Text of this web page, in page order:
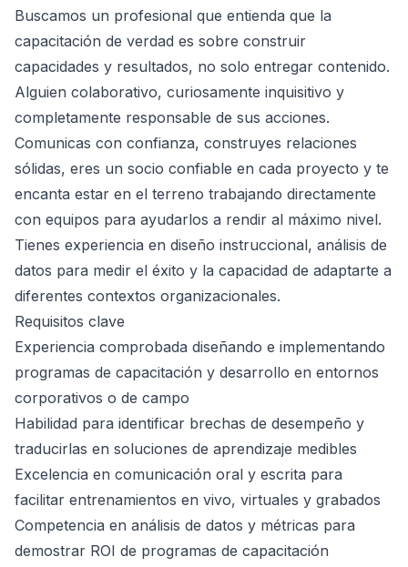
Buscamos un profesional que entienda que la
capacitación de verdad es sobre construir
capacidades y resultados, no solo entregar contenido.
Alguien colaborativo, curiosamente inquisitivo y
completamente responsable de sus acciones.
Comunicas con confianza, construyes relaciones
sólidas, eres un socio confiable en cada proyecto y te
encanta estar en el terreno trabajando directamente
con equipos para ayudarlos a rendir al máximo nivel.
Tienes experiencia en diseño instruccional, análisis de
datos para medir el éxito y la capacidad de adaptarte a
diferentes contextos organizacionales.
Requisitos clave
Experiencia comprobada diseñando e implementando
programas de capacitación y desarrollo en entornos
corporativos o de campo
Habilidad para identificar brechas de desempeño y
traducirlas en soluciones de aprendizaje medibles
Excelencia en comunicación oral y escrita para
facilitar entrenamientos en vivo, virtuales y grabados
Competencia en análisis de datos y métricas para
demostrar ROI de programas de capacitación